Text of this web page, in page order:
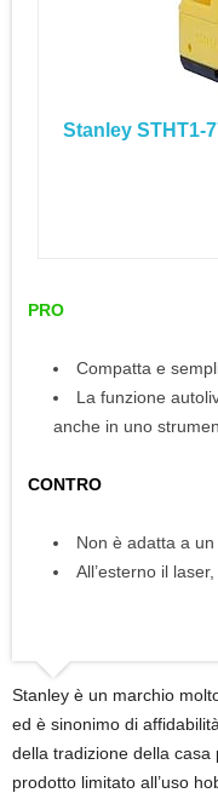
Stanley STHT1-
PRO
Compatta e
La funzione
anche in uno
CONTRO
Non è adatta a un
All’esterno il
Stanley è un marchio
ed è sinonimo di
della tradizione della
prodotto limitato all’uso